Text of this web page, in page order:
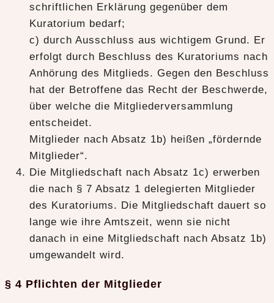
schriftlichen Erklärung gegenüber dem
Kuratorium bedarf;
c) durch Ausschluss aus wichtigem Grund. Er
erfolgt durch Beschluss des Kuratoriums nach
Anhörung des Mitglieds. Gegen den Beschluss
hat der Betroffene das Recht der Beschwerde,
über welche die Mitgliederversammlung
entscheidet.
Mitglieder nach Absatz 1b) heißen „fördernde
Mitglieder“.
Die Mitgliedschaft nach Absatz 1c) erwerben
die nach § 7 Absatz 1 delegierten Mitglieder
des Kuratoriums. Die Mitgliedschaft dauert so
lange wie ihre Amtszeit, wenn sie nicht
danach in eine Mitgliedschaft nach Absatz 1b)
umgewandelt wird.
§ 4 Pflichten der Mitglieder